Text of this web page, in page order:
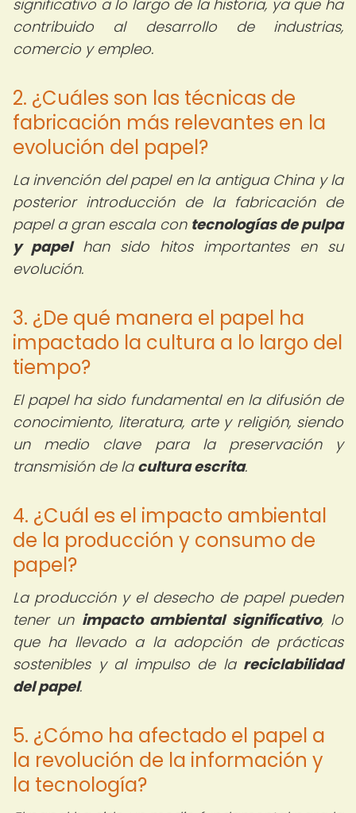
significativo a lo largo de la historia, ya que ha
contribuido al desarrollo de industrias,
comercio y empleo.
2. ¿Cuáles son las técnicas de
fabricación más relevantes en la
evolución del papel?
La invención del papel en la antigua China y la
posterior introducción de la fabricación de
papel a gran escala con tecnologías de pulpa
y papelhan sido hitos importantes en su
evolución.
3. ¿De qué manera el papel ha
impactado la cultura a lo largo del
tiempo?
El papel ha sido fundamental en la difusión de
conocimiento, literatura, arte y religión, siendo
un medio clave para la preservación y
transmisión de la cultura escrita.
4. ¿Cuál es el impacto ambiental
de la producción y consumo de
papel?
La producción y el desecho de papel pueden
tener un impacto ambiental significativo, lo
que ha llevado a la adopción de prácticas
sostenibles y al impulso de la reciclabilidad
del papel.
5. ¿Cómo ha afectado el papel a
la revolución de la información y
la tecnología?